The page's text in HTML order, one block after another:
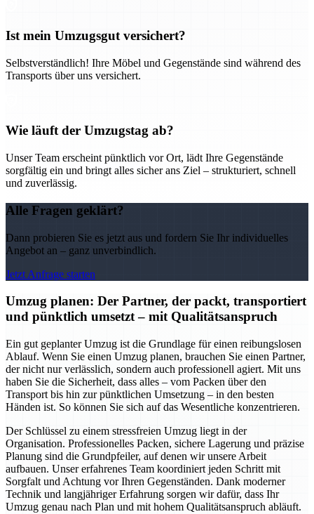
Ist mein Umzugsgut versichert?
Selbstverständlich! Ihre Möbel und Gegenstände sind während des
Transports über uns versichert.
Wie läuft der Umzugstag ab?
Unser Team erscheint pünktlich vor Ort, lädt Ihre Gegenstände
sorgfältig ein und bringt alles sicher ans Ziel – strukturiert, schnell
und zuverlässig.
Alle Fragen geklärt?
Dann probieren Sie es jetzt aus und fordern Sie Ihr individuelles
Angebot an – ganz unverbindlich.
Jetzt Anfrage starten
Umzug planen: Der Partner, der packt, transportiert
und pünktlich umsetzt – mit Qualitätsanspruch
Ein gut geplanter Umzug ist die Grundlage für einen reibungslosen
Ablauf. Wenn Sie einen Umzug planen, brauchen Sie einen Partner,
der nicht nur verlässlich, sondern auch professionell agiert. Mit uns
haben Sie die Sicherheit, dass alles – vom Packen über den
Transport bis hin zur pünktlichen Umsetzung – in den besten
Händen ist. So können Sie sich auf das Wesentliche konzentrieren.
Der Schlüssel zu einem stressfreien Umzug liegt in der
Organisation. Professionelles Packen, sichere Lagerung und präzise
Planung sind die Grundpfeiler, auf denen wir unsere Arbeit
aufbauen. Unser erfahrenes Team koordiniert jeden Schritt mit
Sorgfalt und Achtung vor Ihren Gegenständen. Dank moderner
Technik und langjähriger Erfahrung sorgen wir dafür, dass Ihr
Umzug genau nach Plan und mit hohem Qualitätsanspruch abläuft.